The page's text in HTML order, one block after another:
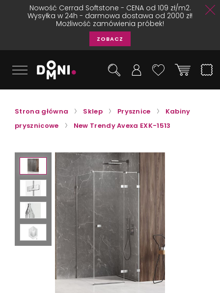
Nowość Cerrad Softstone - CENA od 109 zł/m2.
Wysyłka w 24h - darmowa dostawa od 2000 zł!
Możliwość zamówienia próbek!
ZOBACZ
Strona główna Sklep Prysznice
Kabiny
prysznicowe
New Trendy Avexa EXK-1513